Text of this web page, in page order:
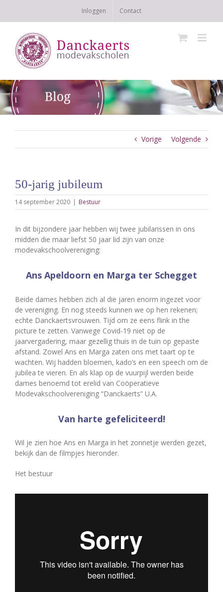
Inloggen Contact
Vorige Volgende
50-jarig jubileum
14 september 2020 | Bestuur
In dit bijzondere jaar hebben wij twee jubilarissen in ons
midden die maar liefst 50 jaar lid zijn van onze
modevakschoolvereniging:
Ans Apeldoorn en Marga ter Schegget
Beide dames hebben zich al die jaren enorm ingezet voor
de vereniging. En nog steeds kunnen we op hen rekenen;
echte Danckaertsvrouwen. Tijd om ze eens flink in the
picture te zetten. Vanwege Covid-19 niet op de
jaarvergadering, maar gezellig thuis in de tuin op gepaste
afstand. Zowel Ans en Marga zaten ons met taart op te
wachten. Wij hadden bloemen, kado’s en een speech om de
jubilea te vieren. En als klap op de vuurpijl werden beide
dames benoemd tot erelid van Coöperatieve
Modevakschoolvereniging “Danckaerts” U.A.
Van harte gefeliciteerd!
Wil je zien hoe Ans en Marga in het zonnetje werden gezet,
bekijk dan de filmpjes hieronder.
Het bestuur